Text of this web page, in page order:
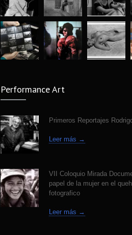
Fotografia y Arqueologia exposicion en
Nacional de Antropologia
7 years ago
Nu Project mujeres reales de Matt Blume
13 years ago
2018)
8 years ago
El lenguaje silencioso del cuerpo,
de Edgar Medel
14 years ago
7 years ago
Performance Art
Primeros Reportajes
Leer más →
VII Coloquio Mirada
papel de la mujer en el
fotografico
Leer más →